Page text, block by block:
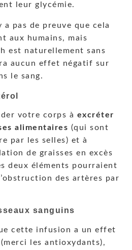
leur glycémie.
a pas de preuve que cela
aux humains, mais
est naturellement sans
aucun effet négatif sur
le sang.
votre corps à excréter
alimentaires (qui sont
par les selles) et à
de graisses en excès
deux éléments pourraient
des artères par
sanguins
cette infusion a un effet
(merci les antioxydants),